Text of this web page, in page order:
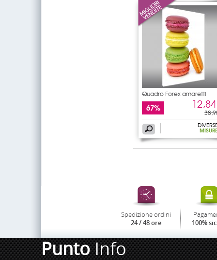
Quadro Forex amaretti
67%
Spedizione ordini
24 / 48 ore 100%
PuntoInfo